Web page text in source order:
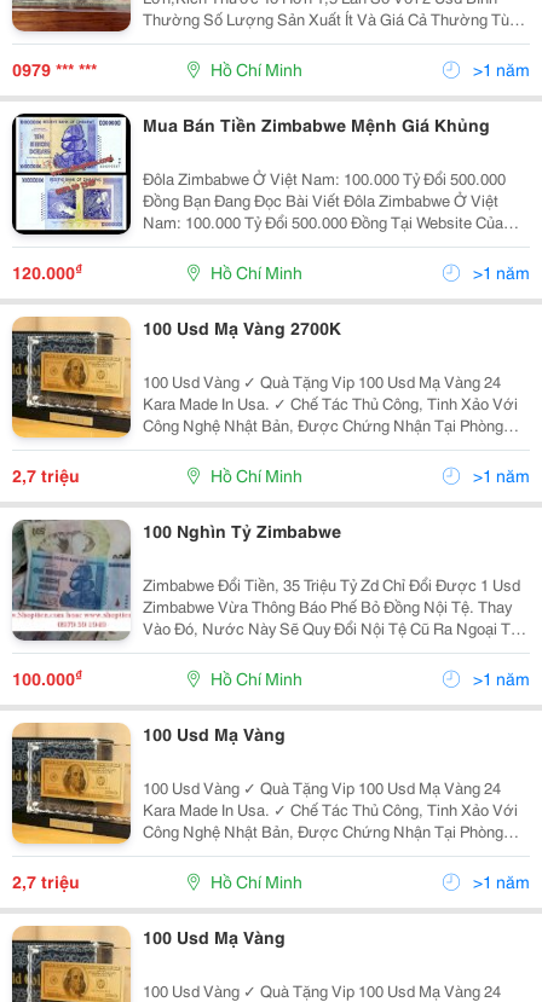
Thường Số Lượng Sản Xuất Ít Và Giá Cả Thường Tùy
Thuộc Vào Chất Lượng 2 Usd 1917 Chấm Điểm ( Chứng
Thực ) Sẽ Có Giá Trị Cao Hơn So Với 2 Usd 1917
0979 *** *** Hồ Chí Minh >1 năm
Mua Bán Tiền Zimbabwe Mệnh Giá Khủng
Đôla Zimbabwe Ở Việt Nam: 100.000 Tỷ Đổi 500.000
Đồng Bạn Đang Đọc Bài Viết Đôla Zimbabwe Ở Việt
Nam: 100.000 Tỷ Đổi 500.000 Đồng Tại Website Của
Chúng Tôi. Tiền Zimbabwe Được Bán Tại Website
Www.shoptien.com 20.000 Tỷ Đắt Hơn 50.000 Tỷ
120.000₫ Hồ Chí Minh >1 năm
100 Usd Mạ Vàng 2700K
100 Usd Vàng ✓ Quà Tặng Vip 100 Usd Mạ Vàng 24
Kara Made In Usa. ✓ Chế Tác Thủ Công, Tinh Xảo Với
Công Nghệ Nhật Bản, Được Chứng Nhận Tại Phòng
Nghiên Cứu Và Thí Nghiệm Quốc Tế Tại New Jersey. ✓
Tại Vn Cũng Được Kiểm Chứng Tại Cô
2,7 triệu Hồ Chí Minh >1 năm
100 Nghìn Tỷ Zimbabwe
Zimbabwe Đổi Tiền, 35 Triệu Tỷ Zd Chỉ Đổi Được 1 Usd
Zimbabwe Vừa Thông Báo Phế Bỏ Đồng Nội Tệ. Thay
Vào Đó, Nước Này Sẽ Quy Đổi Nội Tệ Cũ Ra Ngoại Tệ.
Tuy Nhiên, Muốn Đổi 1 Usd, Người Dân Phải Bỏ Ra Tới
100.000₫ Hồ Chí Minh >1 năm
100 Usd Mạ Vàng
100 Usd Vàng ✓ Quà Tặng Vip 100 Usd Mạ Vàng 24
Kara Made In Usa. ✓ Chế Tác Thủ Công, Tinh Xảo Với
Công Nghệ Nhật Bản, Được Chứng Nhận Tại Phòng
Nghiên Cứu Và Thí Nghiệm Quốc Tế Tại New Jersey. ✓
Tại Vn Cũng Được Kiểm Chứng Tại Cô
2,7 triệu Hồ Chí Minh >1 năm
100 Usd Mạ Vàng
100 Usd Vàng ✓ Quà Tặng Vip 100 Usd Mạ Vàng 24